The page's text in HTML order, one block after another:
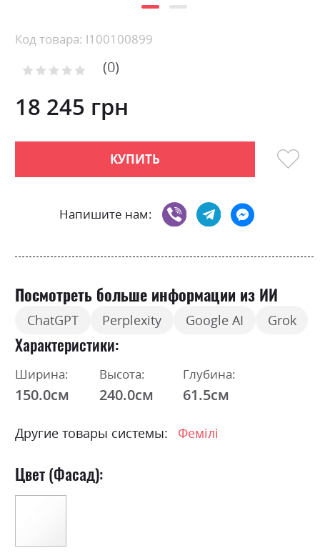
Skip
the
of
the
gallery
Код товара: l100100899
Рейтинг: 0
18 245 грн
КУПИТЬ
Напишите нам:
Посмотреть больше информации из ИИ
ChatGPT Perplexity Google AI Grok
Характеристики
Ширина:
150.0см
Высота:
240.0см
Глубина:
61.5см
Другие товары системы: Фемілі
Цвет (Фасад):